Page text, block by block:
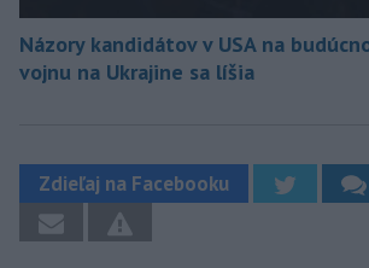
Názory kandidátov v USA na
vojnu na Ukrajine sa líšia
Zdieľaj na Facebooku